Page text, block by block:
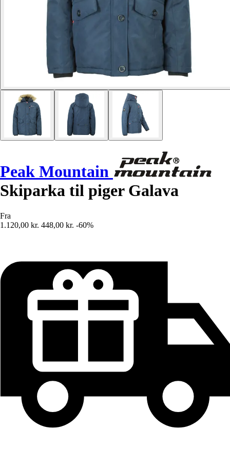
Peak Mountain
Skiparka til piger Galava
Fra
1.120,00 kr. 448,00 kr. -60%